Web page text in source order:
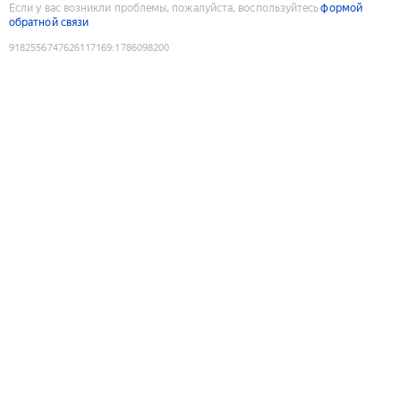
Если у вас возникли проблемы, пожалуйста, воспользуйтесьформой
обратной связи
9182556747626117169:1786098200